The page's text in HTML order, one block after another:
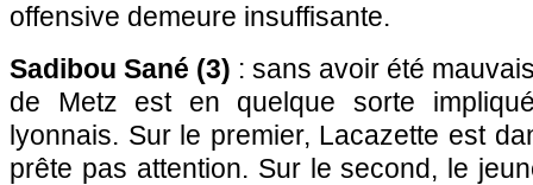
offensive demeure insuffisante.
Sadibou Sané (3) : sans avoir été
de Metz est en quelque sorte
lyonnais. Sur le premier, Lacazette est
prête pas attention. Sur le second, le